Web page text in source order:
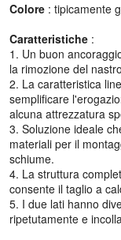
Colore : tipicamente
Caratteristiche :
1. Un buon
la rimozione del
2. La caratteristica
semplificare
alcuna attrezzatura
3. Soluzione ideale
materiali per il
schiume.
4. La struttura
consente il taglio a
5. I due lati hanno
ripetutamente e